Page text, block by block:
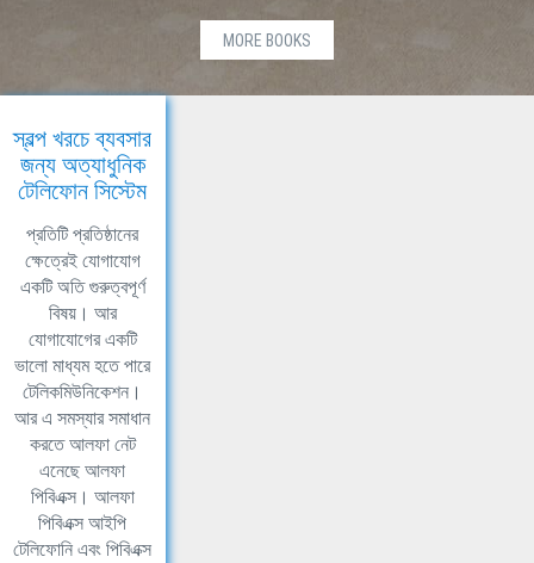
MORE BOOKS
স্বল্প খরচে ব্যবসার
জন্য অত্যাধুনিক
টেলিফোন সিস্টেম
প্রতিটি প্রতিষ্ঠানের
ক্ষেত্রেই যোগাযোগ
একটি অতি গুরুত্বপূর্ণ
বিষয়। আর
যোগাযোগের একটি
ভালো মাধ্যম হতে পারে
টেলিকমিউনিকেশন।
আর এ সমস্যার সমাধান
করতে আলফা নেট
এনেছে আলফা
পিবিএক্স। আলফা
পিবিএক্স আইপি
টেলিফোনি এবং পিবিএক্স